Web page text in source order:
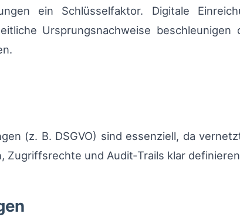
ein Schlüsselfaktor. Digitale
Ursprungsnachweise
(z. B. DSGVO) sind essenziell, da
Zugriffsrechte und Audit‑Trails klar